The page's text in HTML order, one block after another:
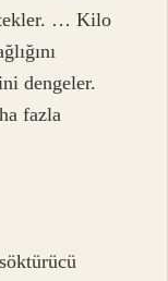
… Kilo
dengeler.
fazla